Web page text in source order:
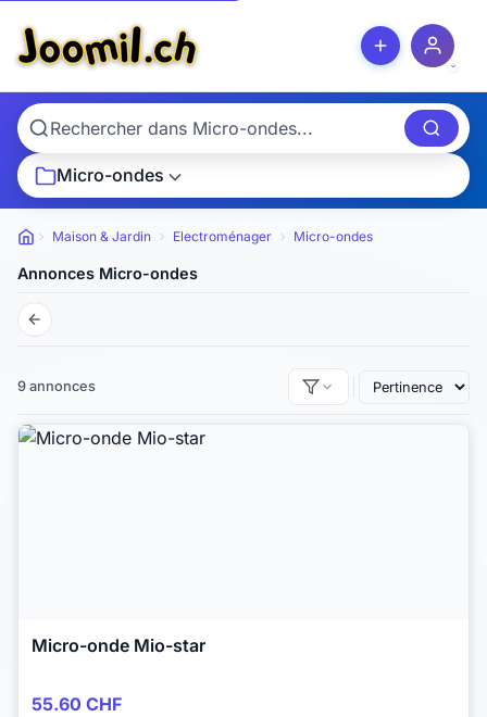
Micro-ondes
Petites annonces
Maison & Jardin Electroménager Micro-ondes
Annonces Micro-ondes
9 annonces
Micro-onde Mio-star
55.60 CHF